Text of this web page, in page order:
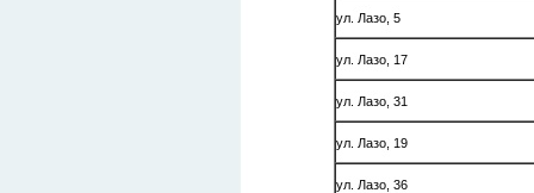
ул. Лазо, 5
ул. Лазо, 17
ул. Лазо, 31
ул. Лазо, 19
ул. Лазо, 36